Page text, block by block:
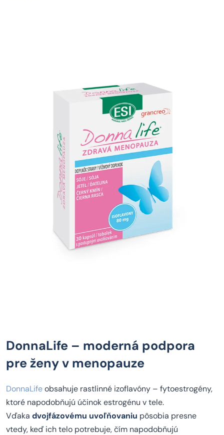
DonnaLife – moderná podpora
pre ženy v menopauze
DonnaLifeobsahuje rastlinné izoflavóny – fytoestrogény,
ktoré napodobňujú účinok estrogénu v tele.
Vďaka dvojfázovému uvoľňovaniu pôsobia presne
vtedy, keď ich telo potrebuje, čím napodobňujú